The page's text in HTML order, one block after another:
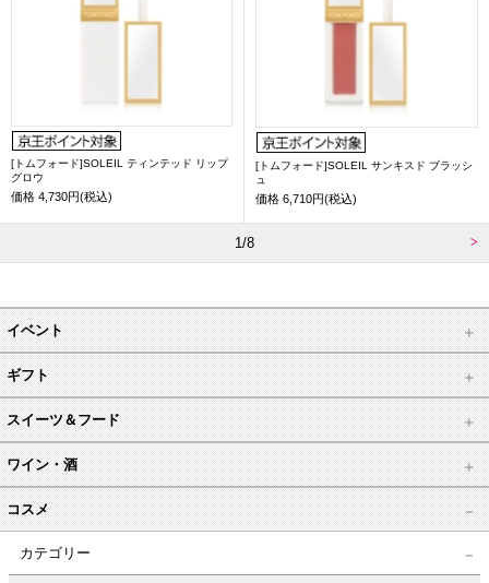
[トムフォード]SOLEIL ティンテッド リップ
グロウ
価格 4,730円(税込)
[トムフォード]SOLEIL サンキスド ブラッシ
ュ
価格 6,710円(税込)
1/8
イベント
ギフト
スイーツ＆フード
ワイン・酒
コスメ
カテゴリー